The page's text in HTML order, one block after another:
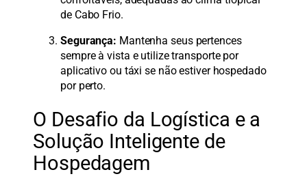
de Cabo Frio.
Segurança: Mantenha seus pertences
sempre à vista e utilize transporte por
aplicativo ou táxi se não estiver hospedado
por perto.
O Desafio da Logística e a
Solução Inteligente de
Hospedagem